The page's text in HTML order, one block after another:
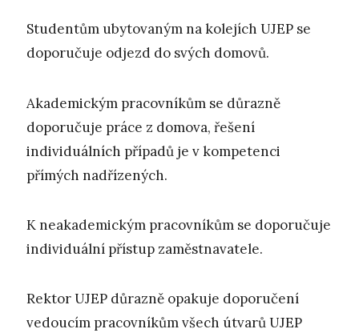
Studentům ubytovaným na kolejích UJEP se
doporučuje odjezd do svých domovů.
Akademickým pracovníkům se důrazně
doporučuje práce z domova, řešení
individuálních případů je v kompetenci
přímých nadřízených.
K neakademickým pracovníkům se doporučuje
individuální přístup zaměstnavatele.
Rektor UJEP důrazně opakuje doporučení
vedoucím pracovníkům všech útvarů UJEP